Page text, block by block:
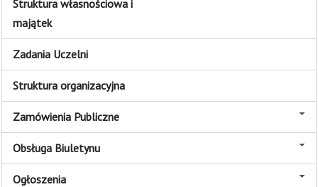
Struktura własnościowa i
majątek
Zadania Uczelni
Struktura organizacyjna
Zamówienia Publiczne
Obsługa Biuletynu
Ogłoszenia